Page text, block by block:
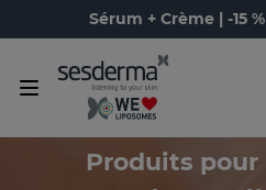
Sérum + Crème | -15
Produits pour